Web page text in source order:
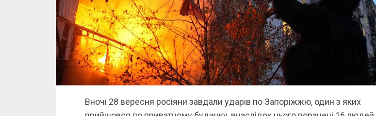
Вночі 28 вересня росіяни завдали ударів по Запоріжжю, один з яких